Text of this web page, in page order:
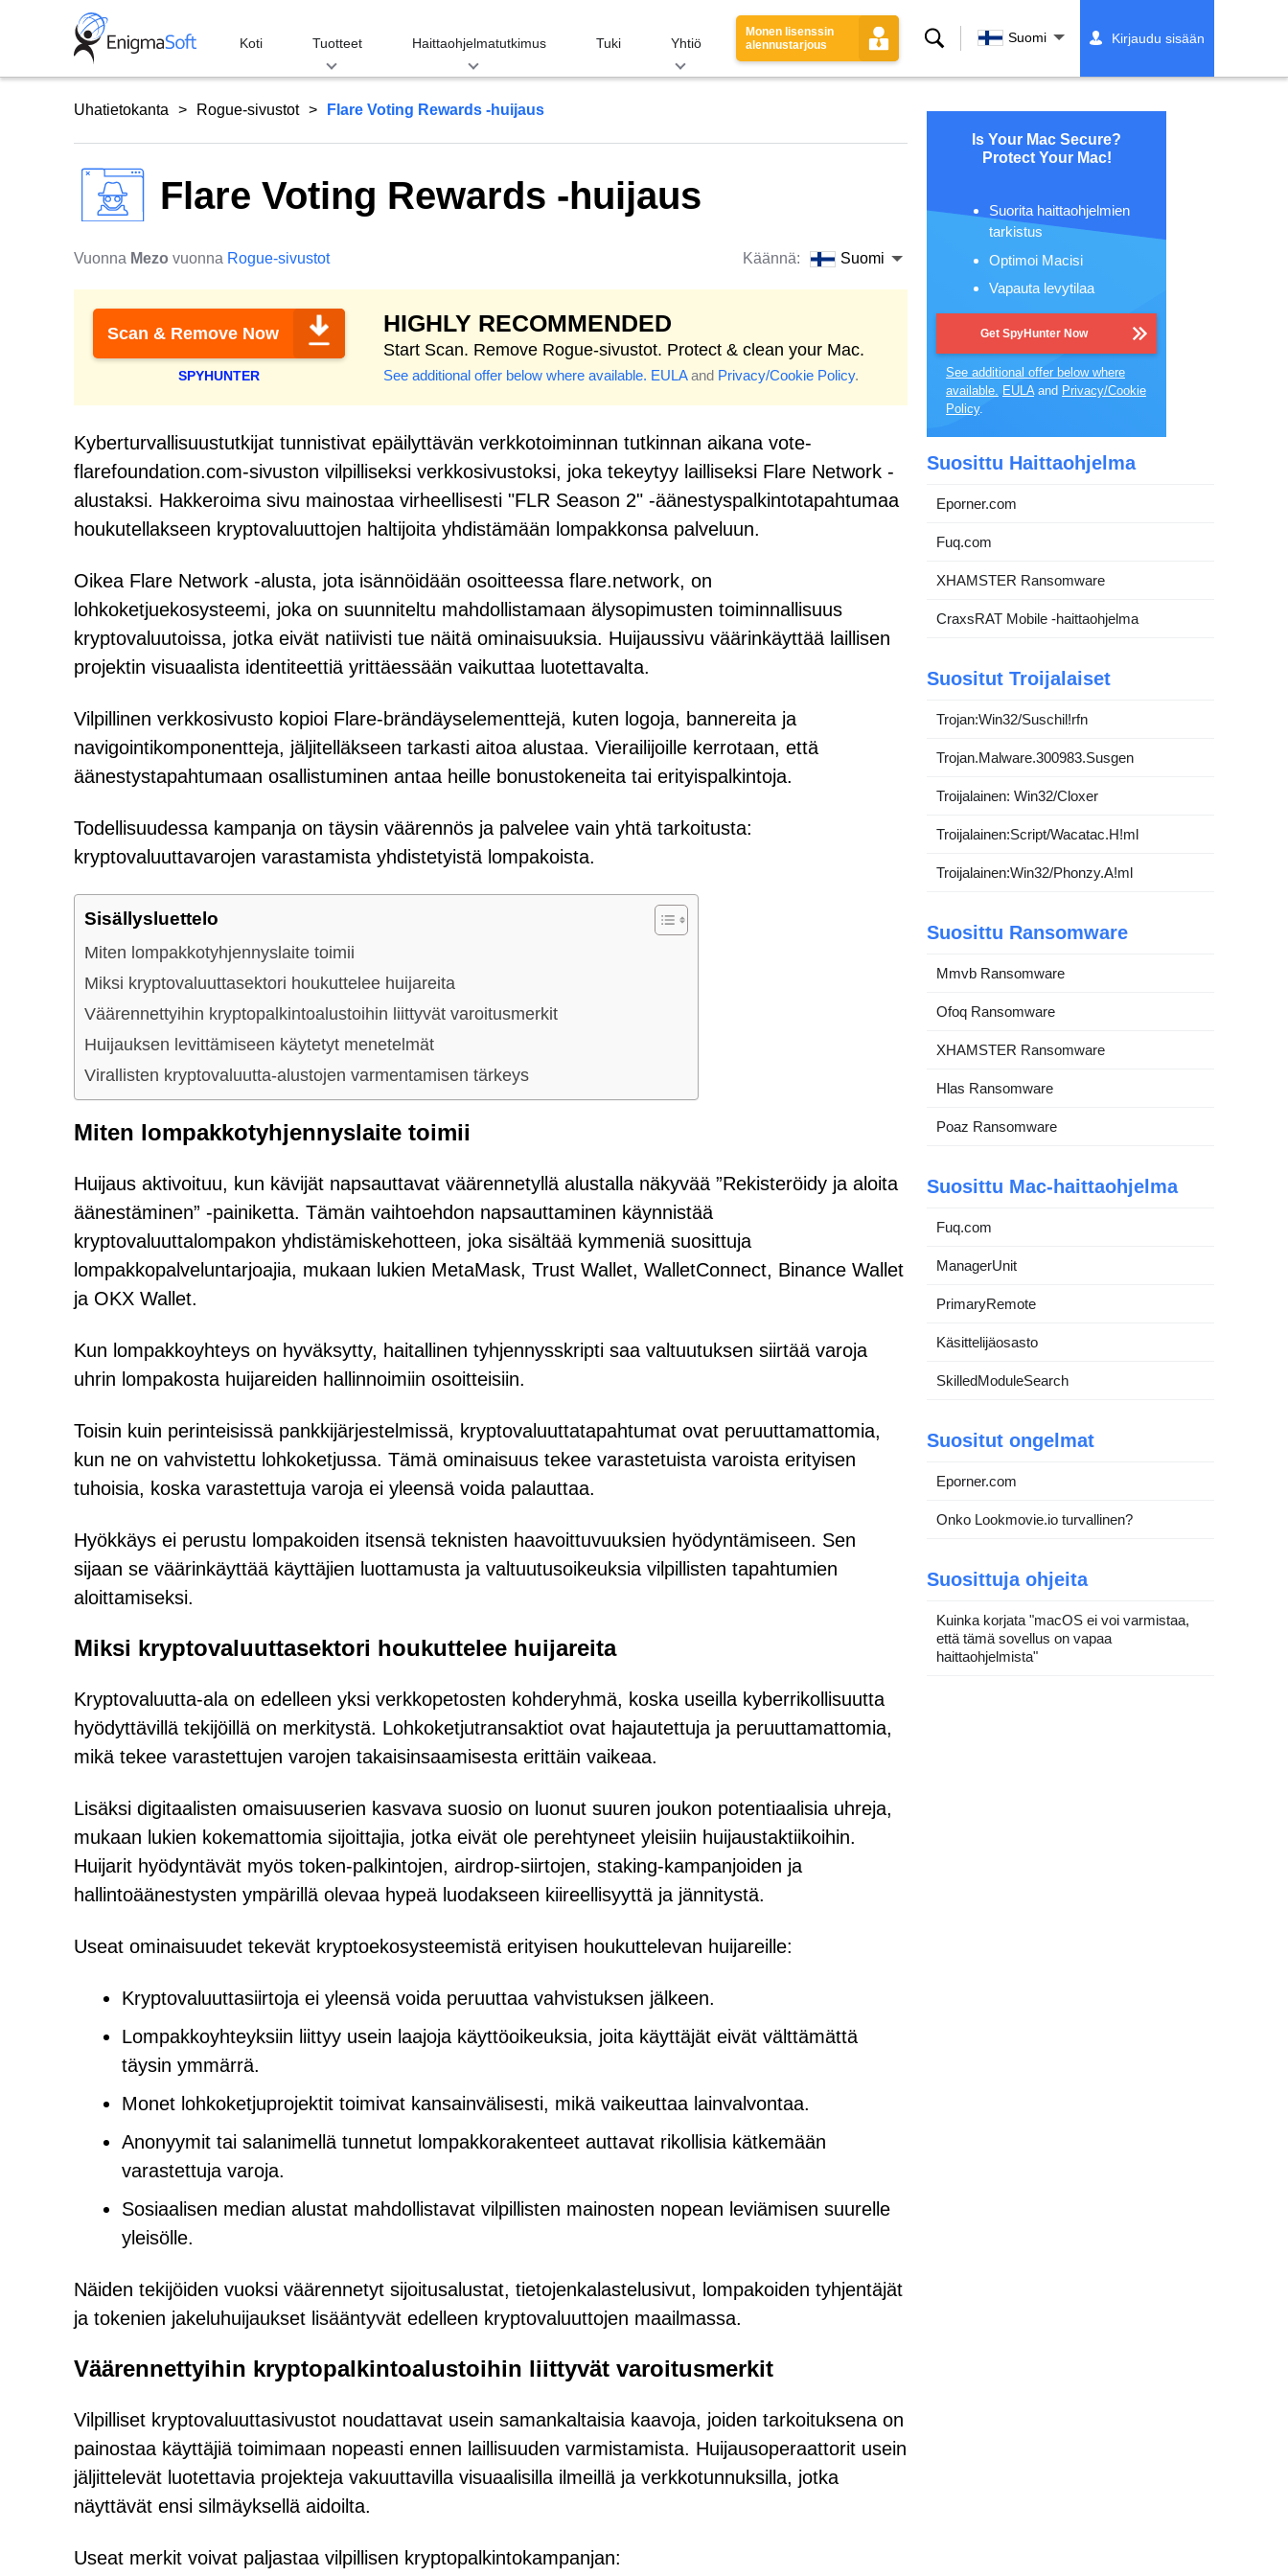
Koti Tuotteet Haittaohjelmatutkimus Tuki Yhtiö
Monen lisenssin
alennustarjous
Hae Suomi Kirjaudu sisään
Uhatietokanta Rogue-sivustot Flare Voting Rewards -huijaus
Flare Voting Rewards -huijaus
Vuonna Mezo vuonna Rogue-sivustot Käännä: Suomi
Scan & Remove Now
SPYHUNTER
HIGHLY RECOMMENDED
Start Scan. Remove Rogue-sivustot. Protect & clean your Mac.
See additional offer below where available. EULAand Privacy/Cookie Policy.
Kyberturvallisuustutkijat tunnistivat epäilyttävän verkkotoiminnan tutkinnan aikana vote-
flarefoundation.com-sivuston vilpilliseksi verkkosivustoksi, joka tekeytyy lailliseksi Flare Network -
alustaksi. Hakkeroima sivu mainostaa virheellisesti "FLR Season 2" -äänestyspalkintotapahtumaa
houkutellakseen kryptovaluuttojen haltijoita yhdistämään lompakkonsa palveluun.
Oikea Flare Network -alusta, jota isännöidään osoitteessa flare.network, on
lohkoketjuekosysteemi, joka on suunniteltu mahdollistamaan älysopimusten toiminnallisuus
kryptovaluutoissa, jotka eivät natiivisti tue näitä ominaisuuksia. Huijaussivu väärinkäyttää laillisen
projektin visuaalista identiteettiä yrittäessään vaikuttaa luotettavalta.
Vilpillinen verkkosivusto kopioi Flare-brändäyselementtejä, kuten logoja, bannereita ja
navigointikomponentteja, jäljitelläkseen tarkasti aitoa alustaa. Vierailijoille kerrotaan, että
äänestystapahtumaan osallistuminen antaa heille bonustokeneita tai erityispalkintoja.
Todellisuudessa kampanja on täysin väärennös ja palvelee vain yhtä tarkoitusta:
kryptovaluuttavarojen varastamista yhdistetyistä lompakoista.
Sisällysluettelo
Miten lompakkotyhjennyslaite toimii
Miksi kryptovaluuttasektori houkuttelee huijareita
Väärennettyihin kryptopalkintoalustoihin liittyvät varoitusmerkit
Huijauksen levittämiseen käytetyt menetelmät
Virallisten kryptovaluutta-alustojen varmentamisen tärkeys
Miten lompakkotyhjennyslaite toimii
Huijaus aktivoituu, kun kävijät napsauttavat väärennetyllä alustalla näkyvää ”Rekisteröidy ja aloita
äänestäminen” -painiketta. Tämän vaihtoehdon napsauttaminen käynnistää
kryptovaluuttalompakon yhdistämiskehotteen, joka sisältää kymmeniä suosittuja
lompakkopalveluntarjoajia, mukaan lukien MetaMask, Trust Wallet, WalletConnect, Binance Wallet
ja OKX Wallet.
Kun lompakkoyhteys on hyväksytty, haitallinen tyhjennysskripti saa valtuutuksen siirtää varoja
uhrin lompakosta huijareiden hallinnoimiin osoitteisiin.
Toisin kuin perinteisissä pankkijärjestelmissä, kryptovaluuttatapahtumat ovat peruuttamattomia,
kun ne on vahvistettu lohkoketjussa. Tämä ominaisuus tekee varastetuista varoista erityisen
tuhoisia, koska varastettuja varoja ei yleensä voida palauttaa.
Hyökkäys ei perustu lompakoiden itsensä teknisten haavoittuvuuksien hyödyntämiseen. Sen
sijaan se väärinkäyttää käyttäjien luottamusta ja valtuutusoikeuksia vilpillisten tapahtumien
aloittamiseksi.
Miksi kryptovaluuttasektori houkuttelee huijareita
Kryptovaluutta-ala on edelleen yksi verkkopetosten kohderyhmä, koska useilla kyberrikollisuutta
hyödyttävillä tekijöillä on merkitystä. Lohkoketjutransaktiot ovat hajautettuja ja peruuttamattomia,
mikä tekee varastettujen varojen takaisinsaamisesta erittäin vaikeaa.
Lisäksi digitaalisten omaisuuserien kasvava suosio on luonut suuren joukon potentiaalisia uhreja,
mukaan lukien kokemattomia sijoittajia, jotka eivät ole perehtyneet yleisiin huijaustaktiikoihin.
Huijarit hyödyntävät myös token-palkintojen, airdrop-siirtojen, staking-kampanjoiden ja
hallintoäänestysten ympärillä olevaa hypeä luodakseen kiireellisyyttä ja jännitystä.
Useat ominaisuudet tekevät kryptoekosysteemistä erityisen houkuttelevan huijareille:
Kryptovaluuttasiirtoja ei yleensä voida peruuttaa vahvistuksen jälkeen.
Lompakkoyhteyksiin liittyy usein laajoja käyttöoikeuksia, joita käyttäjät eivät välttämättä
täysin ymmärrä.
Monet lohkoketjuprojektit toimivat kansainvälisesti, mikä vaikeuttaa lainvalvontaa.
Anonyymit tai salanimellä tunnetut lompakkorakenteet auttavat rikollisia kätkemään
varastettuja varoja.
Sosiaalisen median alustat mahdollistavat vilpillisten mainosten nopean leviämisen suurelle
yleisölle.
Näiden tekijöiden vuoksi väärennetyt sijoitusalustat, tietojenkalastelusivut, lompakoiden tyhjentäjät
ja tokenien jakeluhuijaukset lisääntyvät edelleen kryptovaluuttojen maailmassa.
Väärennettyihin kryptopalkintoalustoihin liittyvät varoitusmerkit
Vilpilliset kryptovaluuttasivustot noudattavat usein samankaltaisia kaavoja, joiden tarkoituksena on
painostaa käyttäjiä toimimaan nopeasti ennen laillisuuden varmistamista. Huijausoperaattorit usein
jäljittelevät luotettavia projekteja vakuuttavilla visuaalisilla ilmeillä ja verkkotunnuksilla, jotka
näyttävät ensi silmäyksellä aidoilta.
Useat merkit voivat paljastaa vilpillisen kryptopalkintokampanjan:
Is Your Mac Secure?
Protect Your Mac!
Suorita haittaohjelmien
tarkistus
Optimoi Macisi
Vapauta levytilaa
Get SpyHunter Now
See additional offer below where
available. EULAand Privacy/Cookie
Policy.
Suosittu Haittaohjelma
Eporner.com
Fuq.com
XHAMSTER Ransomware
CraxsRAT Mobile -haittaohjelma
Suositut Troijalaiset
Trojan:Win32/Suschil!rfn
Trojan.Malware.300983.Susgen
Troijalainen: Win32/Cloxer
Troijalainen:Script/Wacatac.H!ml
Troijalainen:Win32/Phonzy.A!ml
Suosittu Ransomware
Mmvb Ransomware
Ofoq Ransomware
XHAMSTER Ransomware
Hlas Ransomware
Poaz Ransomware
Suosittu Mac-haittaohjelma
Fuq.com
ManagerUnit
PrimaryRemote
Käsittelijäosasto
SkilledModuleSearch
Suositut ongelmat
Eporner.com
Onko Lookmovie.io turvallinen?
Suosittuja ohjeita
Kuinka korjata "macOS ei voi varmistaa,
että tämä sovellus on vapaa
haittaohjelmista"